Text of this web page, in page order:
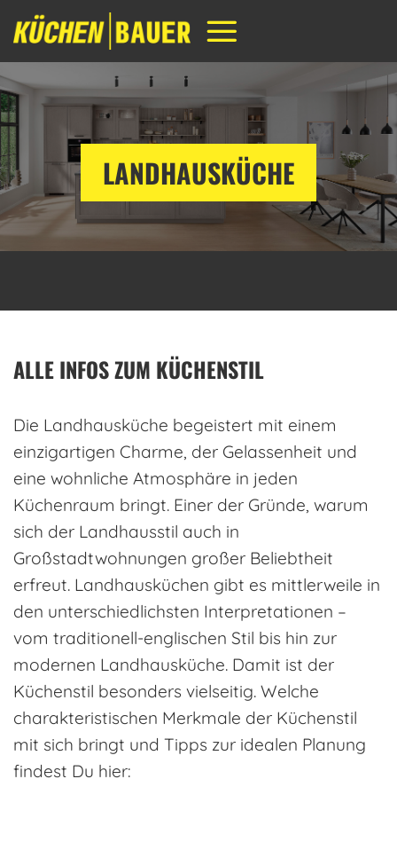
Inhalt
LANDHAUSKÜCHE
ALLE INFOS ZUM KÜCHENSTIL
Die Landhausküche begeistert mit einem
einzigartigen Charme, der Gelassenheit und
eine wohnliche Atmosphäre in jeden
Küchenraum bringt. Einer der Gründe, warum
sich der Landhausstil auch in
Großstadtwohnungen großer Beliebtheit
erfreut. Landhausküchen gibt es mittlerweile in
den unterschiedlichsten Interpretationen –
vom traditionell-englischen Stil bis hin zur
modernen Landhausküche. Damit ist der
Küchenstil besonders vielseitig. Welche
charakteristischen Merkmale der Küchenstil
mit sich bringt und Tipps zur idealen Planung
findest Du hier: